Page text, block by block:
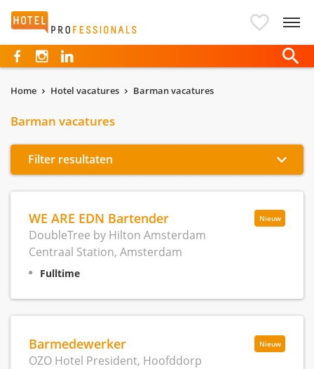
Hotelprofessionals
Home Hotel vacatures Barman vacatures
Barman vacatures
Filter resultaten
Nieuw
WE ARE EDN Bartender
DoubleTree by Hilton Amsterdam
Centraal Station, Amsterdam
Fulltime
Nieuw
Barmedewerker
OZO Hotel President, Hoofddorp